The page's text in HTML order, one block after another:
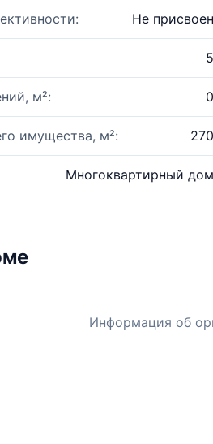
Не присвоен
5
м²: 0
имущества, м²: 270
Многоквартирный дом
Информация об